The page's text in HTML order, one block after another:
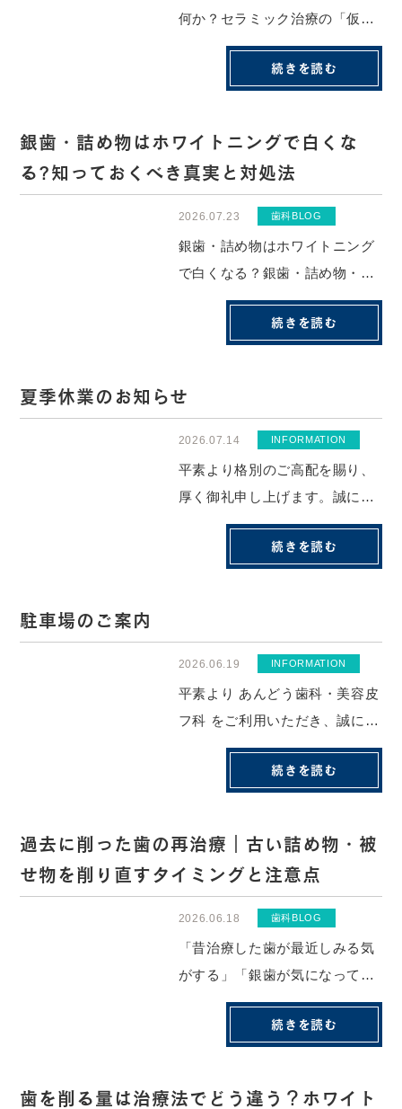
何か？セラミック治療の「仮歯
期間」とは、歯を削った後にセ
ラミックの詰め物・被せ物が完
型のデータをもとに一つひとつ
手作りするため、型取りから完
成まで通常1〜2...
続きを読む
銀歯・詰め物はホワイトニングで白くな
る?知っておくべき真実と対処法
2026.07.23 歯科BLOG
銀歯・詰め物はホワイトニング
で白くなる？銀歯・詰め物・被
せ物は、ホワイトニングでは白
くなりません。ホワイトニング
ル質に浸透して内部の色素を分
解する仕組みです。金属や歯科
用プラスチック・...
続きを読む
夏季休業のお知らせ
2026.07.14 INFORMATION
平素より格別のご高配を賜り、
厚く御礼申し上げます。誠に勝
手ながら、下記の期間を下記休
業とさせていただきます。休業
ては、8月15日（土）以降、順
次対応...
続きを読む
駐車場のご案内
2026.06.19 INFORMATION
平素より あんどう歯科・美容皮
フ科 をご利用いただき、誠にあ
りがとうございます。平素より
当院をご利用いただき、誠にあ
が、皆様のご協力に心より感謝
申し上げます。６/22日より、当
院の駐車場...
続きを読む
過去に削った歯の再治療｜古い詰め物・被
せ物を削り直すタイミングと注意点
2026.06.18 歯科BLOG
「昔治療した歯が最近しみる気
がする」「銀歯が気になってき
たけど、また削らないといけな
いの？」そんな不安を抱えてい
続きを読む
歯を削る量は治療法でどう違う？ホワイト